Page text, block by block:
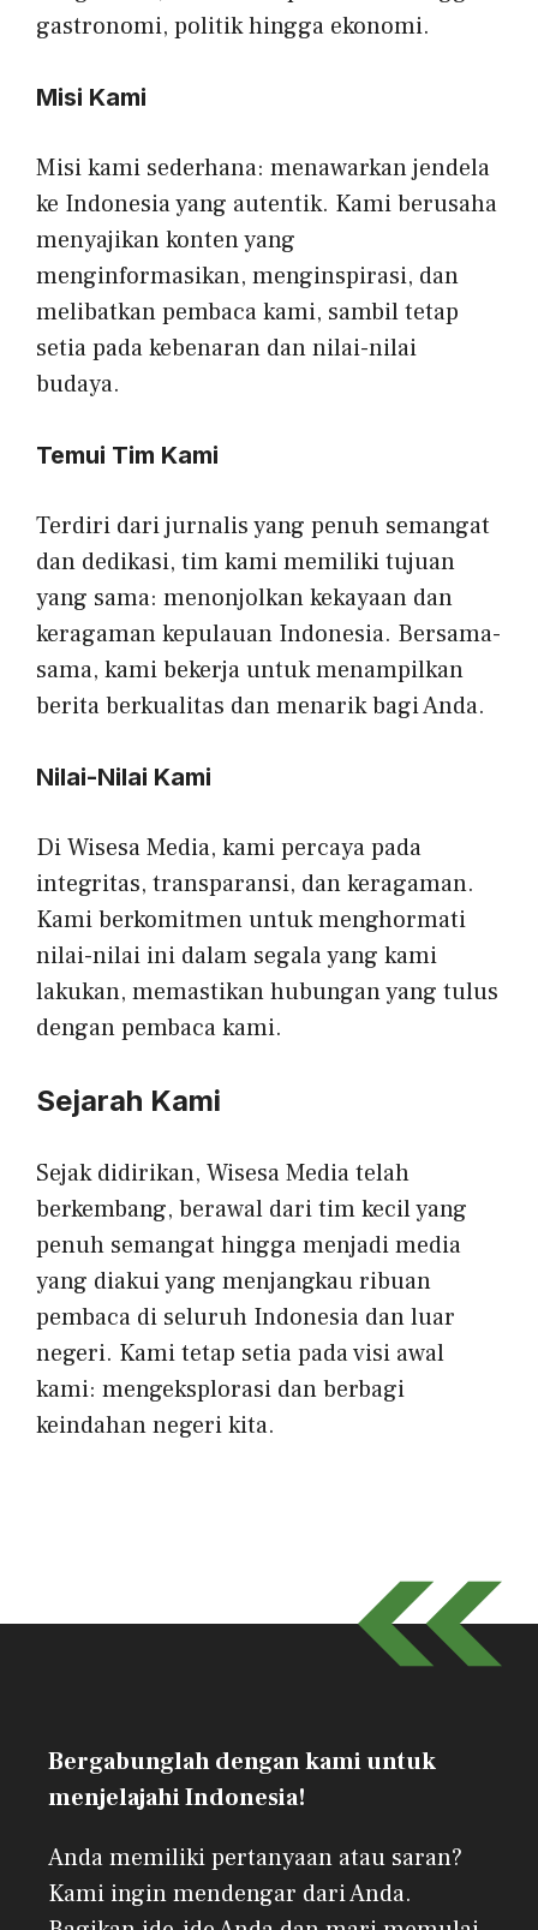
gastronomi, politik hingga ekonomi.
Misi Kami
Misi kami sederhana: menawarkan jendela
ke Indonesia yang autentik. Kami berusaha
menyajikan konten yang
menginformasikan, menginspirasi, dan
melibatkan pembaca kami, sambil tetap
setia pada kebenaran dan nilai-nilai
budaya.
Temui Tim Kami
Terdiri dari jurnalis yang penuh semangat
dan dedikasi, tim kami memiliki tujuan
yang sama: menonjolkan kekayaan dan
keragaman kepulauan Indonesia. Bersama-
sama, kami bekerja untuk menampilkan
berita berkualitas dan menarik bagi Anda.
Nilai-Nilai Kami
Di Wisesa Media, kami percaya pada
integritas, transparansi, dan keragaman.
Kami berkomitmen untuk menghormati
nilai-nilai ini dalam segala yang kami
lakukan, memastikan hubungan yang tulus
dengan pembaca kami.
Sejarah Kami
Sejak didirikan, Wisesa Media telah
berkembang, berawal dari tim kecil yang
penuh semangat hingga menjadi media
yang diakui yang menjangkau ribuan
pembaca di seluruh Indonesia dan luar
negeri. Kami tetap setia pada visi awal
kami: mengeksplorasi dan berbagi
keindahan negeri kita.
Bergabunglah dengan kami untuk
menjelajahi Indonesia!
Anda memiliki pertanyaan atau saran?
Kami ingin mendengar dari Anda.